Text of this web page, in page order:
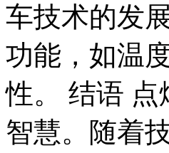
车技术的发
功能，如温
性。 结语
智慧。随着